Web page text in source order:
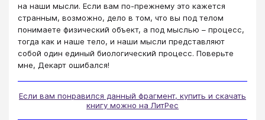
на наши мысли. Если вам по-прежнему это кажется
странным, возможно, дело в том, что вы под телом
понимаете физический объект, а под мыслью – процесс,
тогда как и наше тело, и наши мысли представляют
собой один единый биологический процесс. Поверьте
мне, Декарт ошибался!
Если вам понравился данный фрагмент, купить и скачать
книгу можно на ЛитРес